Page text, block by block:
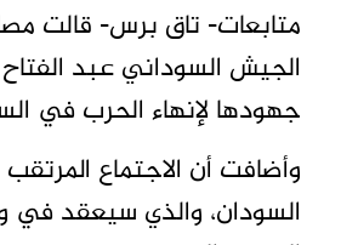
متابعات- تاق برس- قالت
الجيش السوداني عبد
جهودها لإنهاء الحرب في
وأضافت أن الاجتماع